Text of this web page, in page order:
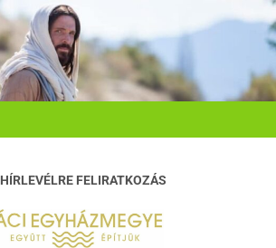
HÍRLEVÉLRE FELIRATKOZÁS